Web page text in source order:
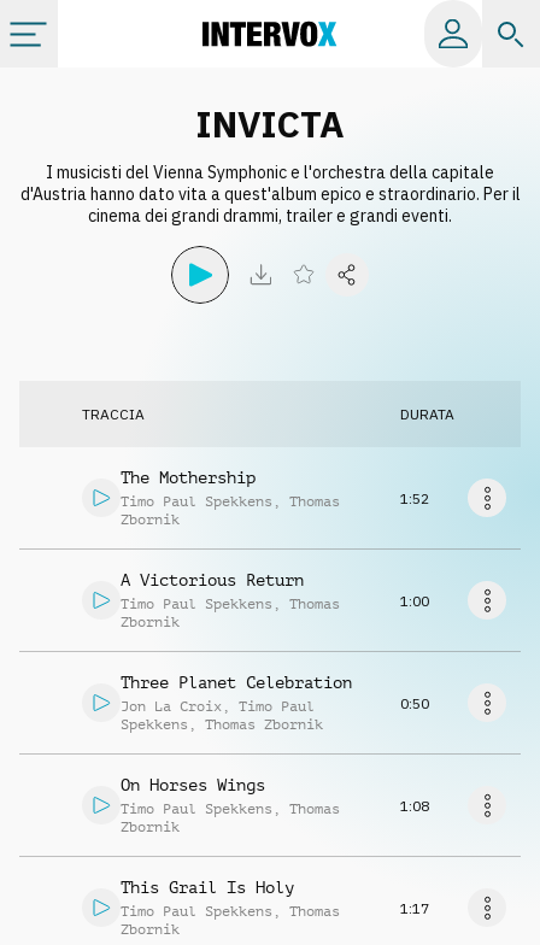
Album
Richiedi musica
INVICTA
I musicisti del Vienna Symphonic e l'orchestra della capitale
d'Austria hanno dato vita a quest'album epico e straordinario. Per il
cinema dei grandi drammi, trailer e grandi eventi.
TRACCIA DURATA
The Mothership
Timo Paul Spekkens , Thomas
Zbornik
1:52
A Victorious Return
Timo Paul Spekkens , Thomas
Zbornik
1:00
Three Planet Celebration
Jon La Croix , Timo Paul
Spekkens , Thomas Zbornik
0:50
On Horses Wings
Timo Paul Spekkens , Thomas
Zbornik
1:08
This Grail Is Holy
Timo Paul Spekkens , Thomas
Zbornik
1:17